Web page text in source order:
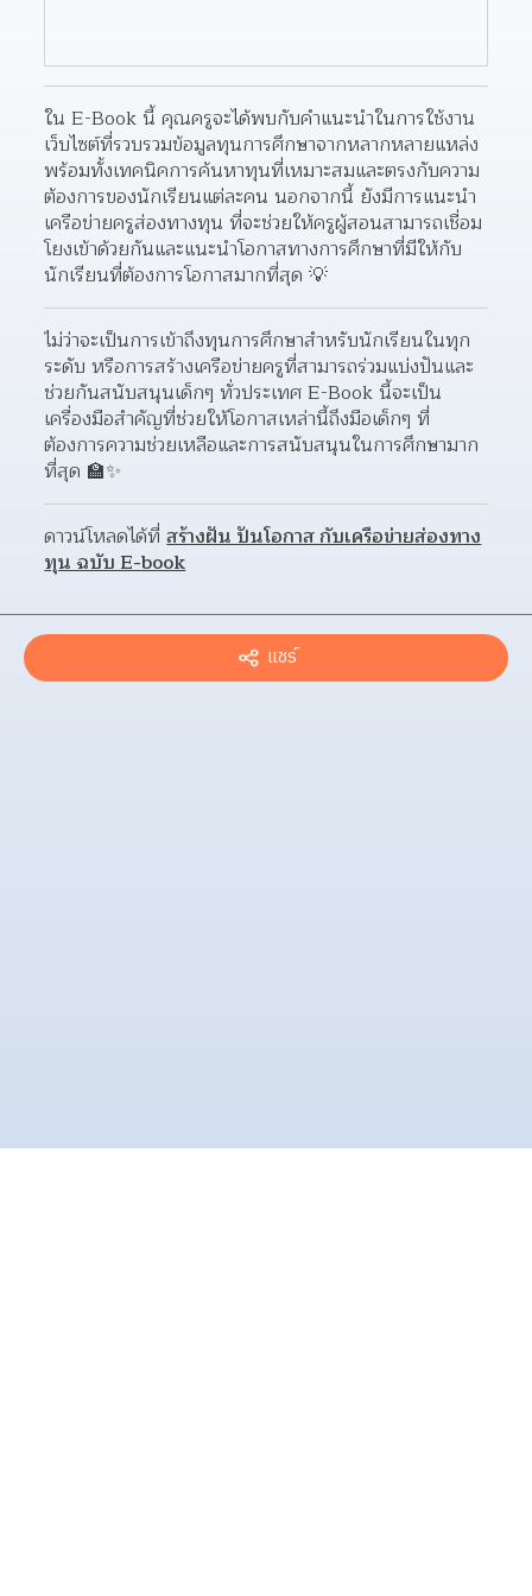
ใน E-Book นี้ คุณครูจะได้พบกับคำแนะนำในการใช้งาน
เว็บไซต์ที่รวบรวมข้อมูลทุนการศึกษาจากหลากหลายแหล่ง
พร้อมทั้งเทคนิคการค้นหาทุนที่เหมาะสมและตรงกับความ
ต้องการของนักเรียนแต่ละคน นอกจากนี้ ยังมีการแนะนำ
เครือข่ายครูส่องทางทุน ที่จะช่วยให้ครูผู้สอนสามารถเชื่อม
โยงเข้าด้วยกันและแนะนำโอกาสทางการศึกษาที่มีให้กับ
นักเรียนที่ต้องการโอกาสมากที่สุด 💡
ไม่ว่าจะเป็นการเข้าถึงทุนการศึกษาสำหรับนักเรียนในทุก
ระดับ หรือการสร้างเครือข่ายครูที่สามารถร่วมแบ่งปันและ
ช่วยกันสนับสนุนเด็กๆ ทั่วประเทศ E-Book นี้จะเป็น
เครื่องมือสำคัญที่ช่วยให้โอกาสเหล่านี้ถึงมือเด็กๆ ที่
ต้องการความช่วยเหลือและการสนับสนุนในการศึกษามาก
ที่สุด 🏫✨
ดาวน์โหลดได้ที่ สร้างฝัน ปันโอกาส กับเครือข่ายส่องทาง
ทุน ฉบับ E-book
แชร์